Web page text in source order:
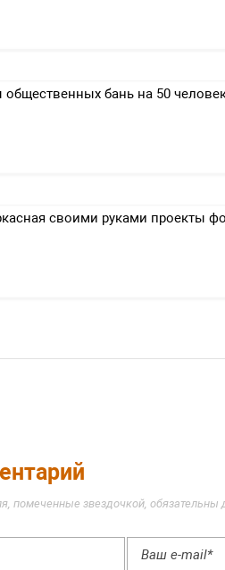
общественных бань на 50
своими руками проекты
помеченные звездочкой, обязательны